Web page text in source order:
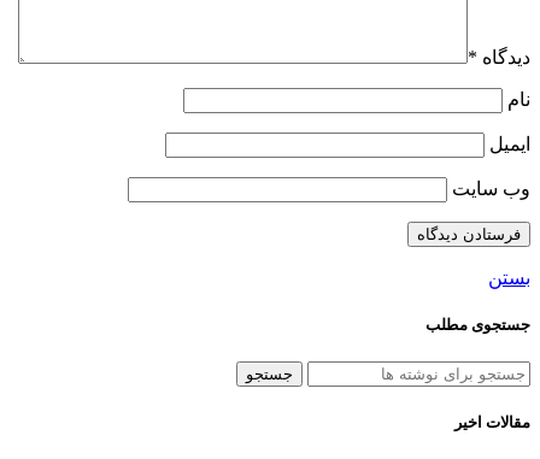
دیدگاه *
نام
ایمیل
وب‌ سایت
بستن
جستجوی مطلب
جستجو
مقالات اخیر